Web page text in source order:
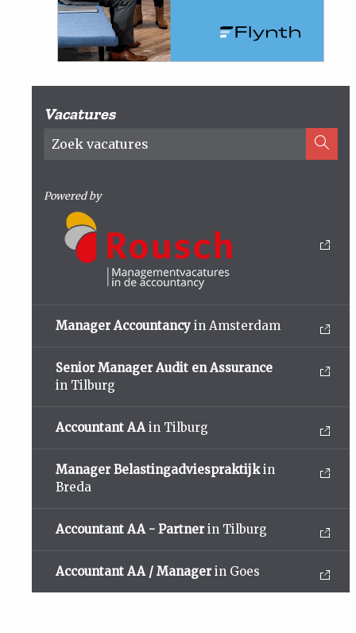
Vacatures
Powered by
Manager Accountancy in Amsterdam
Senior Manager Audit en Assurance
in Tilburg
Accountant AA in Tilburg
Manager Belastingadviespraktijkin
Breda
Accountant AA - Partner in Tilburg
Accountant AA / Manager in Goes